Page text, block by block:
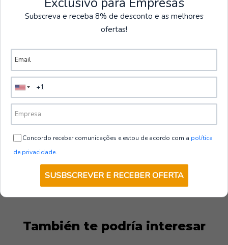
Bolsas y Mochilas
Ver más productos
Bolsa de viaje | Portwest
€30,00
Cantidad
También te podría interesar
Subscreva e receba 8% de desconto e as melhores
ofertas!
Concordo receber comunicações e estou de acordo com a política
de privacidade.
SUSBSCREVER E RECEBER OFERTA